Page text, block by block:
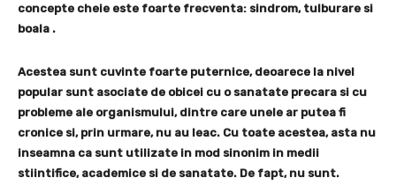
concepte cheie este foarte frecventa: sindrom, tulburare si
boala .
Acestea sunt cuvinte foarte puternice, deoarece la nivel
popular sunt asociate de obicei cu o sanatate precara si cu
probleme ale organismului, dintre care unele ar putea fi
cronice si, prin urmare, nu au leac. Cu toate acestea, asta nu
inseamna ca sunt utilizate in mod sinonim in medii
stiintifice, academice si de sanatate. De fapt, nu sunt.